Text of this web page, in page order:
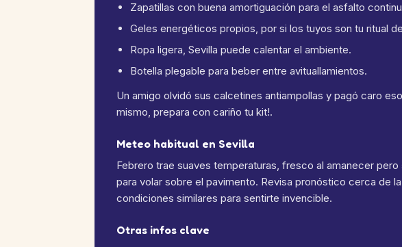
Zapatillas con buena amortiguación para el asfalto
Geles energéticos propios, por si los tuyos son tu ritual
Ropa ligera, Sevilla puede calentar el ambiente.
Botella plegable para beber entre avituallamientos.
Un amigo olvidó sus calcetines antiampollas y pagó caro
mismo, prepara con cariño tu kit!.
Meteo habitual en Sevilla
Febrero trae suaves temperaturas, fresco al amanecer
para volar sobre el pavimento. Revisa pronóstico cerca de
condiciones similares para sentirte invencible.
Otras infos clave